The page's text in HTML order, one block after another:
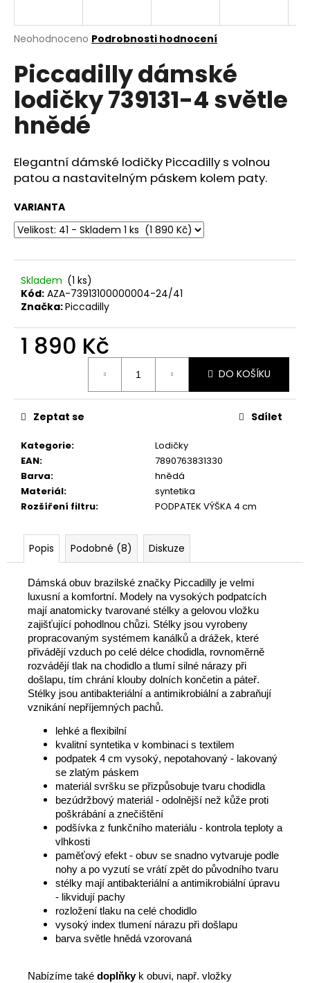
Průměrné
produktu
je
0,0
5
hvězdiček.
Neohodnoceno Podrobnosti hodnocení
Piccadilly dámské
lodičky 739131-4 světle
hnědé
Elegantní dámské lodičky Piccadilly s volnou
patou a nastavitelným páskem kolem paty.
VARIANTA
Skladem (1 ks)
Kód: AZA-73913100000004-24/41
Značka:Piccadilly
1 890 Kč
DO KOŠÍKU
Kategorie:
Lodičky
EAN:
7890763831330
Barva:
hnědá
Materiál:
syntetika
Rozšíření filtru: PODPATEK VÝŠKA 4 cm
Zeptat se Sdílet
Popis Podobné (8) Diskuze
Dámská obuv brazilské značky Piccadilly je velmi
luxusní a komfortní. Modely na vysokých podpatcích
mají anatomicky tvarované stélky a gelovou vložku
zajišťující pohodlnou chůzi. Stélky jsou vyrobeny
propracovaným systémem kanálků a drážek, které
přivádějí vzduch po celé délce chodidla, rovnoměrně
rozvádějí tlak na chodidlo a tlumí silné nárazy při
došlapu, tím chrání klouby dolních končetin a páteř.
Stélky jsou antibakteriální a antimikrobiální a zabraňují
vznikání nepříjemných pachů.
lehké a flexibilní
kvalitní syntetika v kombinaci s textilem
podpatek 4 cm vysoký, nepotahovaný - lakovaný
se zlatým páskem
materiál svršku se přizpůsobuje tvaru chodidla
bezúdržbový materiál - odolnější než kůže proti
poškrábání a znečištění
podšívka z funkčního materiálu - kontrola teploty a
vlhkosti
paměťový efekt - obuv se snadno vytvaruje podle
nohy a po vyzutí se vrátí zpět do původního tvaru
stélky mají antibakteriální a antimikrobiální úpravu
- likvidují pachy
rozložení tlaku na celé chodidlo
vysoký index tlumení nárazu při došlapu
barva světle hnědá vzorovaná
Nabízíme také doplňkyk obuvi, např. vložky
j
t
?
HLEDAT
D
o
o
u
č
u
MARSHMALLOW
DÁMSKÉ
PANTOFLE
222001-
BÍLÉ
Původně:
890
Kč